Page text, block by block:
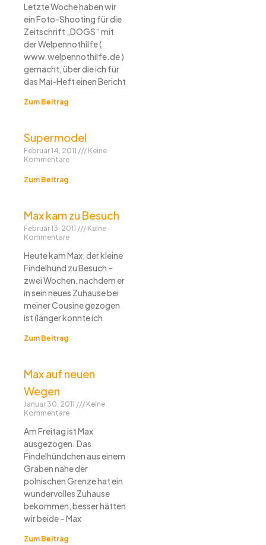
Letzte Woche haben wir
ein Foto-Shooting für die
Zeitschrift „DOGS“ mit
der Welpennothilfe (
www.welpennothilfe.de )
gemacht, über die ich für
das Mai-Heft einen Bericht
Zum Beitrag
Supermodel
Februar 14, 2011
Keine
Kommentare
Zum Beitrag
Max kam zu Besuch
Februar 13, 2011
Keine
Kommentare
Heute kam Max, der kleine
Findelhund zu Besuch –
zwei Wochen, nachdem er
in sein neues Zuhause bei
meiner Cousine gezogen
ist (länger konnte ich
Zum Beitrag
Max auf neuen
Wegen
Januar 30, 2011
Keine
Kommentare
Am Freitag ist Max
ausgezogen. Das
Findelhündchen aus einem
Graben nahe der
polnischen Grenze hat ein
wundervolles Zuhause
bekommen, besser hätten
wir beide – Max
Zum Beitrag